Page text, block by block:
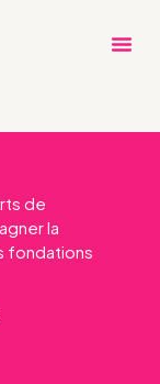
de
la
fondations